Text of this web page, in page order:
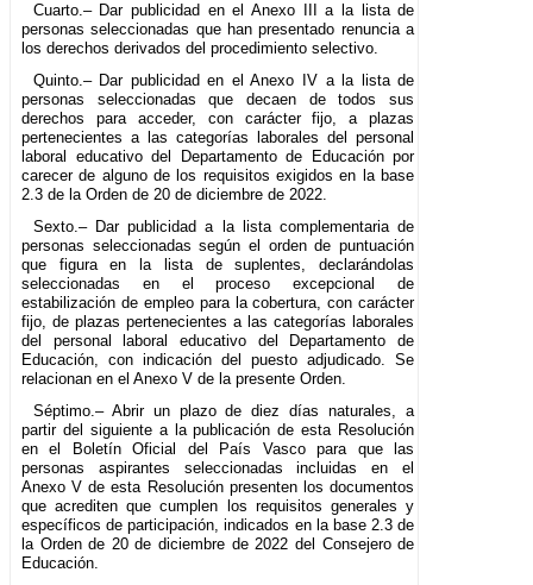
Cuarto.– Dar publicidad en el Anexo III a la lista de
personas seleccionadas que han presentado renuncia a
los derechos derivados del procedimiento selectivo.
Quinto.– Dar publicidad en el Anexo IV a la lista de
personas seleccionadas que decaen de todos sus
derechos para acceder, con carácter fijo, a plazas
pertenecientes a las categorías laborales del personal
laboral educativo del Departamento de Educación por
carecer de alguno de los requisitos exigidos en la base
2.3 de la Orden de 20 de diciembre de 2022.
Sexto.– Dar publicidad a la lista complementaria de
personas seleccionadas según el orden de puntuación
que figura en la lista de suplentes, declarándolas
seleccionadas en el proceso excepcional de
estabilización de empleo para la cobertura, con carácter
fijo, de plazas pertenecientes a las categorías laborales
del personal laboral educativo del Departamento de
Educación, con indicación del puesto adjudicado. Se
relacionan en el Anexo V de la presente Orden.
Séptimo.– Abrir un plazo de diez días naturales, a
partir del siguiente a la publicación de esta Resolución
en el Boletín Oficial del País Vasco para que las
personas aspirantes seleccionadas incluidas en el
Anexo V de esta Resolución presenten los documentos
que acrediten que cumplen los requisitos generales y
específicos de participación, indicados en la base 2.3 de
la Orden de 20 de diciembre de 2022 del Consejero de
Educación.